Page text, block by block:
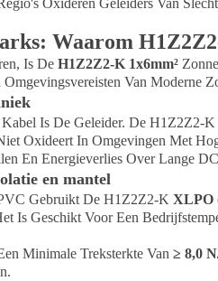
Oxideren Geleiders Van
Waarom
Is De H1Z2Z2-K 1x6mm²
Van Moderne
Is De Geleider. De H1Z2Z2-
Oxideert In Omgevingen Met
En Energieverlies Over Lange
en mantel
Gebruikt De H1Z2Z2-K XLPO
Is Geschikt Voor Een
Minimale Treksterkte Van ≥ 8,0